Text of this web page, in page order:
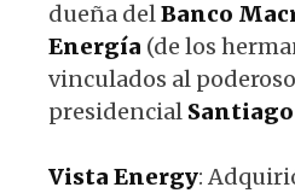
dueña delBanco
Energía (de los
vinculados al
presidencial Santiago
Vista Energy: